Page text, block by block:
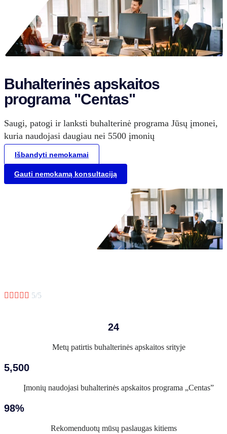
Buhalterinės apskaitos
programa "Centas"
Saugi, patogi ir lanksti buhalterinė programa Jūsų įmonei,
kuria naudojasi daugiau nei 5500 įmonių
Išbandyti nemokamai
Gauti nemokamą konsultaciją
     5/5
24
Metų patirtis buhalterinės apskaitos srityje
5,500
Įmonių naudojasi buhalterinės apskaitos programa „Centas”
98%
Rekomenduotų mūsų paslaugas kitiems